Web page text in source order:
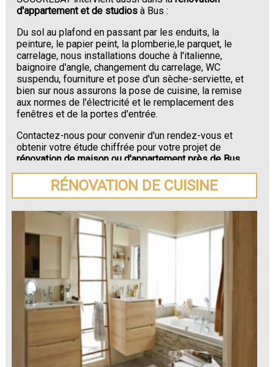
d'appartement et de studios à Bus :
Du sol au plafond en passant par les enduits, la
peinture, le papier peint, la plomberie,le parquet, le
carrelage, nous installations douche à l'italienne,
baignoire d'angle, changement du carrelage, WC
suspendu, fourniture et pose d'un sèche-serviette, et
bien sur nous assurons la pose de cuisine, la remise
aux normes de l'électricité et le remplacement des
fenêtres et de la portes d'entrée.
Contactez-nous pour convenir d'un rendez-vous et
obtenir votre étude chiffrée pour votre projet de
rénovation de maison ou d'appartement près de Bus
RÉNOVATION DE CUISINE